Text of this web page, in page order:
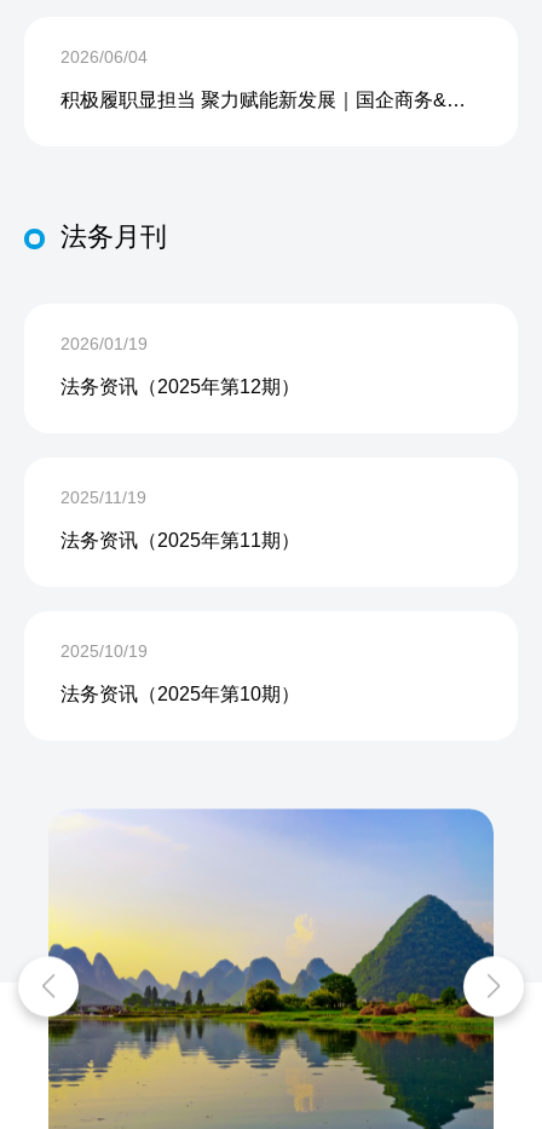
2026/06/04
积极履职显担当 聚力赋能新发展｜国企商务&中企人力出席上海现代服务业联合会第五届会员大会第三次会议暨2026服务业高质量发展大会
法务月刊
2026/01/19
法务资讯（2025年第12期）
2025/11/19
法务资讯（2025年第11期）
2025/10/19
法务资讯（2025年第10期）